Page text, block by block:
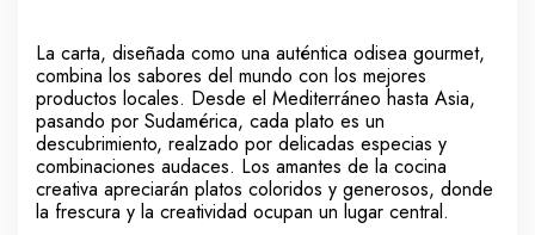
La carta, diseñada como una auténtica odisea gourmet,
combina los sabores del mundo con los mejores
productos locales. Desde el Mediterráneo hasta Asia,
pasando por Sudamérica, cada plato es un
descubrimiento, realzado por delicadas especias y
combinaciones audaces. Los amantes de la cocina
creativa apreciarán platos coloridos y generosos, donde
la frescura y la creatividad ocupan un lugar central.